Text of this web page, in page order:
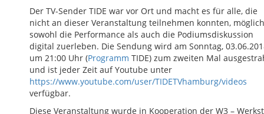
Der TV-Sender TIDE war vor Ort und macht es für alle, die
nicht an dieser Veranstaltung teilnehmen konnten,
sowohl die Performance als auch die Podiumsdiskussion
digital zuerleben. Die Sendung wird am Sonntag,
um 21:00 Uhr (Programm TIDE) zum zweiten Mal
und ist jeder Zeit auf Youtube unter
https://www.youtube.com/user/TIDETVhamburg/videos
verfügbar.
Diese Veranstaltung wurde in Kooperation der W3 –